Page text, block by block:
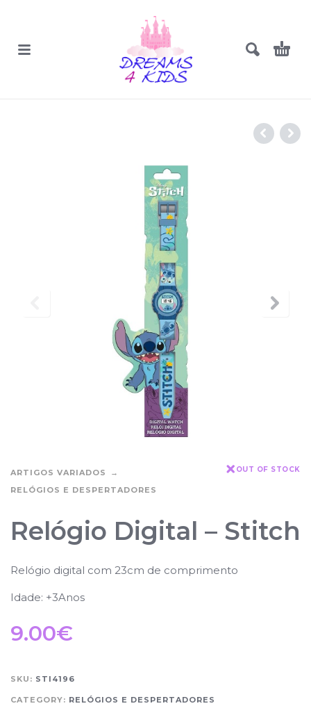
ARTIGOS VARIADOS
RELÓGIOS E DESPERTADORES
OUT OF STOCK
Relógio Digital – Stitch
Relógio digital com 23cm de comprimento
Idade: +3Anos
9.00€
SKU: STI4196
CATEGORY: RELÓGIOS E DESPERTADORES